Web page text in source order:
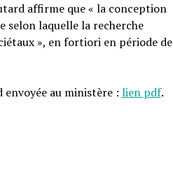
affirme que « la conception
selon laquelle la recherche
», en fortiori en période de
au ministère : lien pdf.